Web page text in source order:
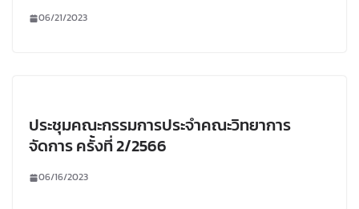
06/21/2023
ประชุมคณะกรรมการประจำคณะวิทยาการ
จัดการ ครั้งที่ 2/2566
06/16/2023